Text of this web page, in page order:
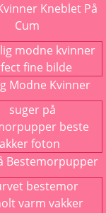
Kneblet På
Cum
Modne Kvinner
Bestemorpupper